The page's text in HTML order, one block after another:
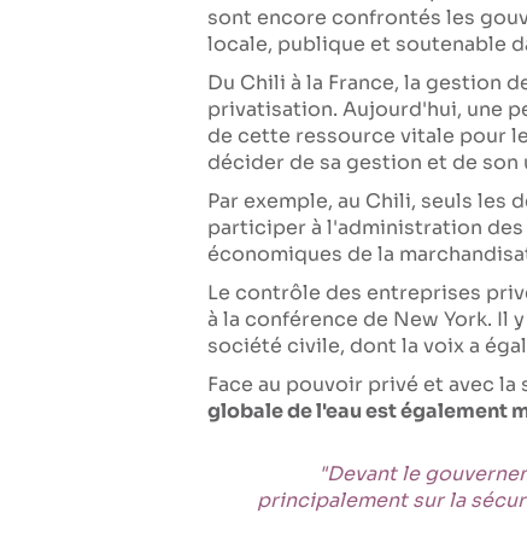
sont encore confrontés les
locale, publique et soutenable
Du Chili à la France, la gestion
privatisation. Aujourd'hui, une
de cette ressource vitale pour
décider de sa gestion et de
Par exemple, au Chili, seuls
participer à l'administration des
économiques de la
Le contrôle des entreprises
à la conférence de New York. Il
société civile, dont la voix a
Face au pouvoir privé et avec
globale de l'eau est également
"Devant le
principalement sur la